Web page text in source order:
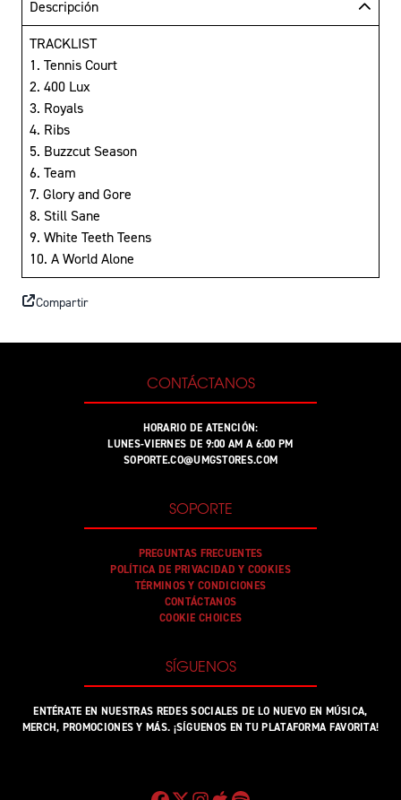
Descripción
TRACKLIST
1. Tennis Court
2. 400 Lux
3. Royals
4. Ribs
5. Buzzcut Season
6. Team
7. Glory and Gore
8. Still Sane
9. White Teeth Teens
10. A World Alone
Compartir
CONTÁCTANOS
HORARIO DE ATENCIÓN:
LUNES-VIERNES DE 9:00 AM A 6:00 PM
SOPORTE.CO@UMGSTORES.COM
SOPORTE
PREGUNTAS FRECUENTES
POLÍTICA DE PRIVACIDAD Y COOKIES
TÉRMINOS Y CONDICIONES
CONTÁCTANOS
COOKIE CHOICES
SÍGUENOS
ENTÉRATE EN NUESTRAS REDES SOCIALES DE LO NUEVO EN MÚSICA,
MERCH, PROMOCIONES Y MÁS. ¡SÍGUENOS EN TU PLATAFORMA FAVORITA!